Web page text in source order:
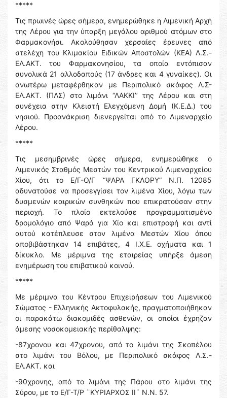
*****
Τις πρωινές ώρες σήμερα, ενημερώθηκε η Λιμενική Αρχή
της Λέρου για την ύπαρξη μεγάλου αριθμού ατόμων στο
Φαρμακονήσι. Ακολούθησαν χερσαίες έρευνες από
στελέχη του Κλιμακίου Ειδικών Αποστολών (ΚΕΑ) Λ.Σ.-
ΕΛ.ΑΚΤ. του Φαρμακονησίου, τα οποία εντόπισαν
συνολικά 21 αλλοδαπούς (17 άνδρες και 4 γυναίκες). Οι
ανωτέρω μεταφέρθηκαν με Περιπολικό σκάφος Λ.Σ-
ΕΛ.ΑΚΤ. (ΠΛΣ) στο λιμάνι ‘’ΛΑΚΚΙ’’ της Λέρου και στη
συνέχεια στην Κλειστή Ελεγχόμενη Δομή (Κ.Ε.Δ.) του
νησιού. Προανάκριση διενεργείται από το Λιμεναρχείο
Λέρου.
*****
Τις μεσημβρινές ώρες σήμερα, ενημερώθηκε ο
Λιμενικός Σταθμός Μεστών του Κεντρικού Λιμεναρχείου
Χίου, ότι το Ε/Γ-Ο/Γ “ΨΑΡΑ ΓΚΛΟΡΥ” Ν.Π. 12085
αδυνατούσε να προσεγγίσει τον λιμένα Χίου, λόγω των
δυσμενών καιρικών συνθηκών που επικρατούσαν στην
περιοχή. Το πλοίο εκτελούσε προγραμματισμένο
δρομολόγιο από Ψαρά για Χίο και επιστροφή και αντί
αυτού κατέπλευσε στον λιμένα Μεστών Χίου όπου
αποβιβάστηκαν 14 επιβάτες, 4 Ι.Χ.Ε. οχήματα και 1
δίκυκλο. Με μέριμνα της εταιρείας υπήρξε άμεση
ενημέρωση του επιβατικού κοινού.
*****
Με μέριμνα του Κέντρου Επιχειρήσεων του Λιμενικού
Σώματος - Ελληνικής Ακτοφυλακής, πραγματοποιήθηκαν
οι παρακάτω διακομιδές ασθενών, οι οποίοι έχρηζαν
άμεσης νοσοκομειακής περίθαλψης:
-87χρονου και 47χρονου, από το λιμάνι της Σκοπέλου
στο λιμάνι του Βόλου, με Περιπολικό σκάφος Λ.Σ.-
ΕΛ.ΑΚΤ. και
-90χρονης, από το λιμάνι της Πάρου στο λιμάνι της
Σύρου, με το Ε/Γ-Τ/Ρ ¨ΚΥΡΙΑΡΧΟΣ ΙΙ¨ Ν.Ν. 57.